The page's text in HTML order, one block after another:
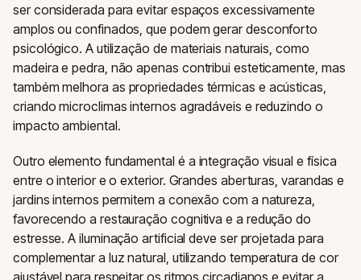
ser considerada para evitar espaços excessivamente
amplos ou confinados, que podem gerar desconforto
psicológico. A utilização de materiais naturais, como
madeira e pedra, não apenas contribui esteticamente, mas
também melhora as propriedades térmicas e acústicas,
criando microclimas internos agradáveis e reduzindo o
impacto ambiental.
Outro elemento fundamental é a integração visual e física
entre o interior e o exterior. Grandes aberturas, varandas e
jardins internos permitem a conexão com a natureza,
favorecendo a restauração cognitiva e a redução do
estresse. A iluminação artificial deve ser projetada para
complementar a luz natural, utilizando temperatura de cor